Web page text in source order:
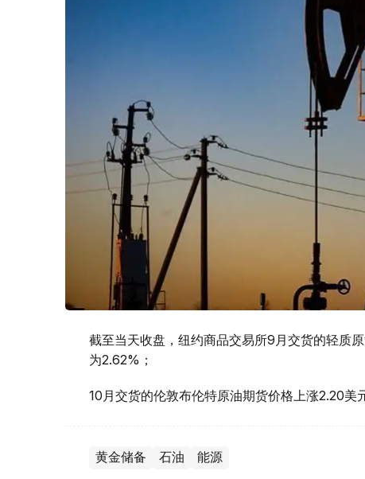
截至当天收盘，纽约商品交易所9月交货的轻质
为2.62%；
10月交货的伦敦布伦特原油期货价格上涨2.20美
黄金储备 石油 能源